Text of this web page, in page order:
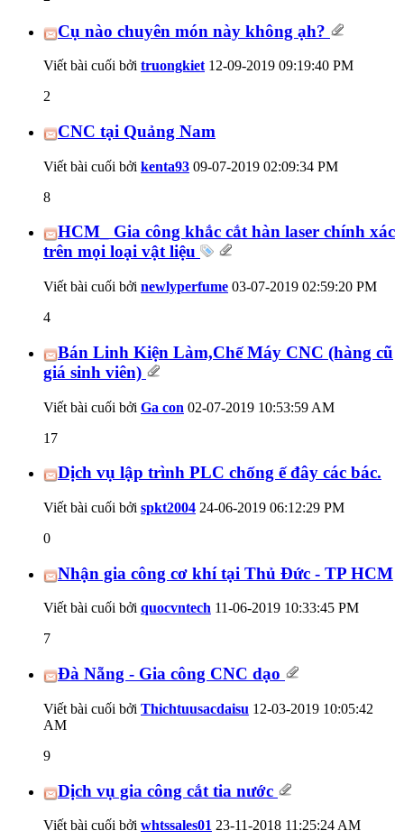
Cụ nào chuyên món này không ạh?
Viết bài cuối bởi truongkiet 12-09-2019 09:19:40 PM
2
CNC tại Quảng Nam
Viết bài cuối bởi kenta93 09-07-2019 02:09:34 PM
8
HCM_ Gia công khắc cắt hàn laser chính xác
trên mọi loại vật liệu
Viết bài cuối bởi newlyperfume 03-07-2019 02:59:20 PM
4
Bán Linh Kiện Làm,Chế Máy CNC (hàng cũ
giá sinh viên)
Viết bài cuối bởi Ga con 02-07-2019 10:53:59 AM
17
Dịch vụ lập trình PLC chống ế đây các bác.
Viết bài cuối bởi spkt2004 24-06-2019 06:12:29 PM
0
Nhận gia công cơ khí tại Thủ Đức - TP HCM
Viết bài cuối bởi quocvntech 11-06-2019 10:33:45 PM
7
Đà Nẵng - Gia công CNC dạo
Viết bài cuối bởi Thichtuusacdaisu 12-03-2019 10:05:42
AM
9
Dịch vụ gia công cắt tia nước
Viết bài cuối bởi whtssales01 23-11-2018 11:25:24 AM